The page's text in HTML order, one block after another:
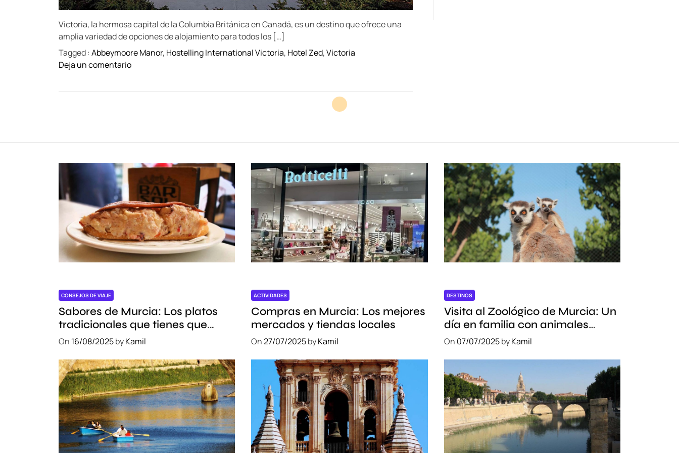
Victoria, la hermosa capital de la Columbia Británica en Canadá, es un destino que ofrece una
amplia variedad de opciones de alojamiento para todos los […]
Tagged :Abbeymoore Manor, Hostelling International Victoria, Hotel Zed,Victoria
Deja un comentarioo
D
i
d
e
A
l
o
i
e
n
t
e
n
V
i
c
t
o
CONSEJOS DE VIAJE
Sabores de Murcia: Los platos
tradicionales que tienes que
probar
On 16/08/2025byKamil
ACTIVIDADES
Compras en Murcia: Los mejores
mercados y tiendas locales
On27/07/2025byKamil
DESTINOS
Visita al Zoológico de Murcia: Un
día en familia con animales
exóticos
On 07/07/2025byKamil